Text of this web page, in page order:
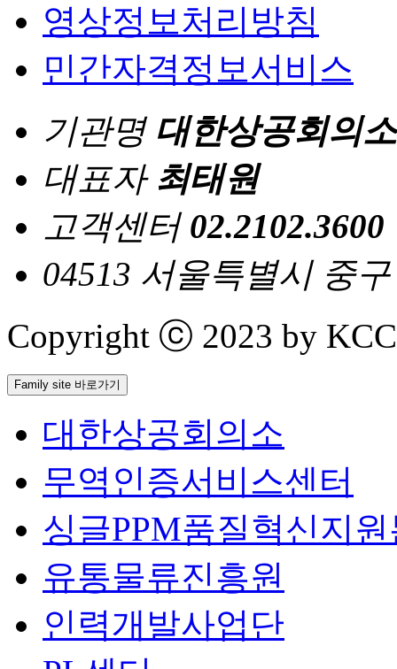
영상정보처리방침
민간자격정보서비스
기관명 대한상공회의소
대표자 최태원
고객센터 02.2102.3600
04513 서울특별시 중
Copyright ⓒ 2023 by
Family site 바로가기
대한상공회의소
무역인증서비스센터
싱글PPM품질혁신지
유통물류진흥원
인력개발사업단